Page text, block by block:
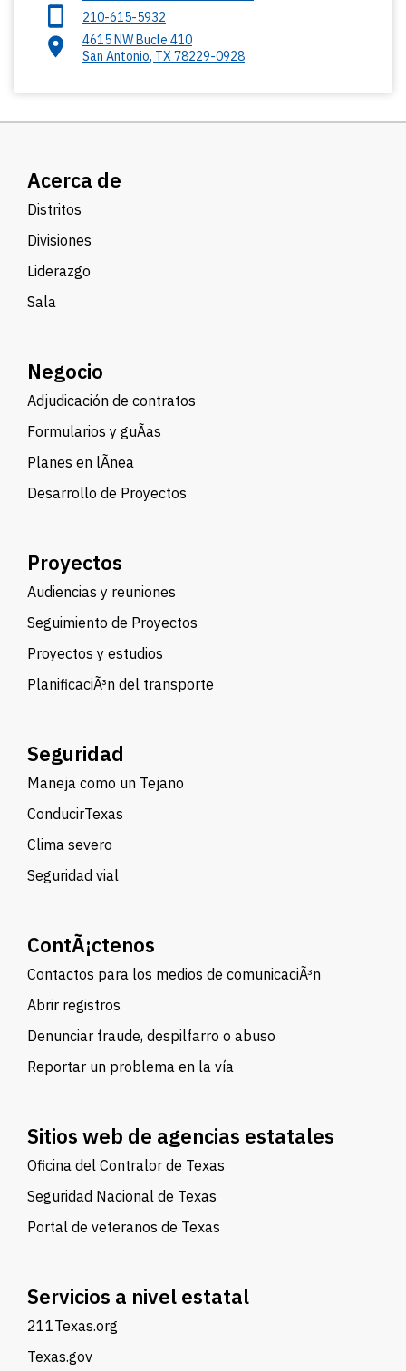
210-615-5932
4615 NW Bucle 410
San Antonio, TX 78229-0928
Acerca de
Distritos
Divisiones
Liderazgo
Sala
Negocio
Adjudicación de contratos
Formularios y guÃ­as
Planes en lÃ­nea
Desarrollo de Proyectos
Proyectos
Audiencias y reuniones
Seguimiento de Proyectos
Proyectos y estudios
PlanificaciÃ³n del transporte
Seguridad
Maneja como un Tejano
ConducirTexas
Clima severo
Seguridad vial
ContÃ¡ctenos
Contactos para los medios de comunicaciÃ³n
Abrir registros
Denunciar fraude, despilfarro o abuso
Reportar un problema en la vía
Sitios web de agencias estatales
Oficina del Contralor de Texas
Seguridad Nacional de Texas
Portal de veteranos de Texas
Servicios a nivel estatal
211Texas.org
Texas.gov